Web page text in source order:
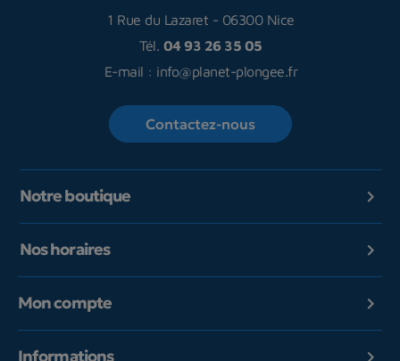
1 Rue du Lazaret - 06300 Nice
Tél. 04 93 26 35 05
E-mail : info@planet-plongee.fr
Contactez-nous
Notre boutique 
Nos horaires 
Mon compte 
Informations